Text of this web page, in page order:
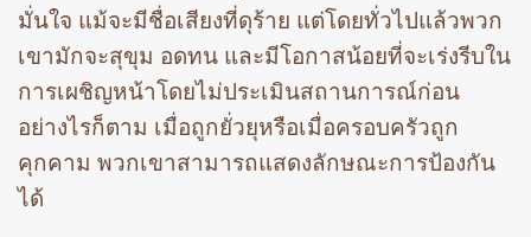
มั่นใจ แม้จะมีชื่อเสียงที่ดุร้าย แต่โดยทั่วไปแล้วพวก
เขามักจะสุขุม อดทน และมีโอกาสน้อยที่จะเร่งรีบใน
การเผชิญหน้าโดยไม่ประเมินสถานการณ์ก่อน
อย่างไรก็ตาม เมื่อถูกยั่วยุหรือเมื่อครอบครัวถูก
คุกคาม พวกเขาสามารถแสดงลักษณะการป้องกัน
ได้